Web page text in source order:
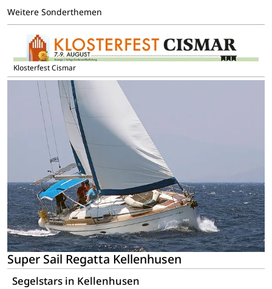
Weitere Sonderthemen
Klosterfest Cismar
Super Sail Regatta Kellenhusen
Segelstars in Kellenhusen